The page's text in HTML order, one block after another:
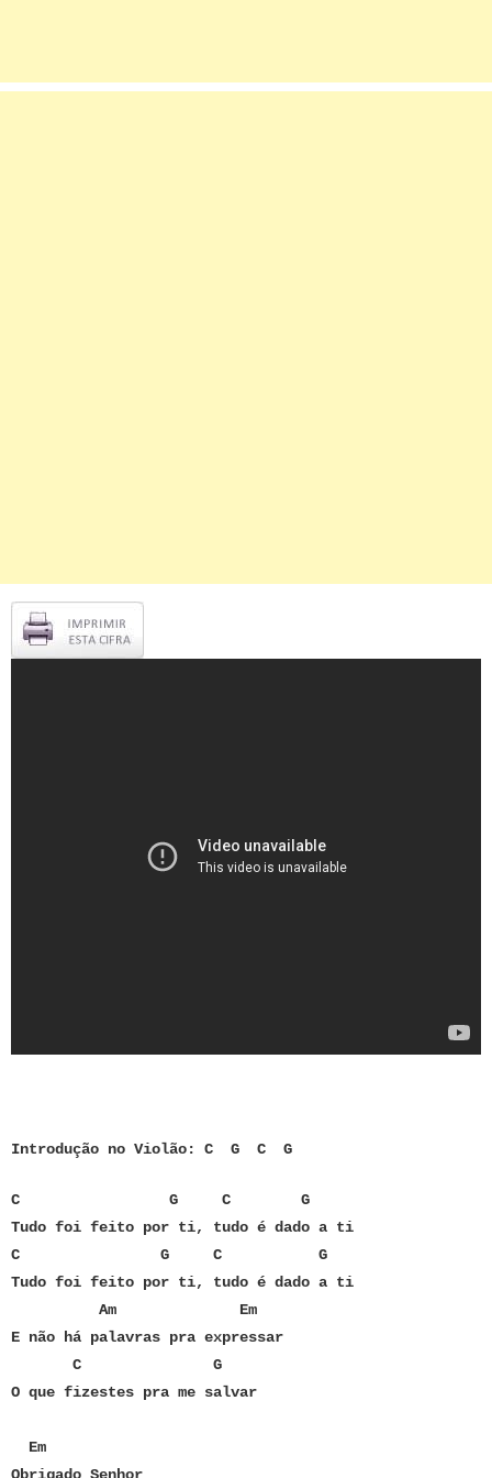
Introdução no Violão: C G C G
C G C G
Tudo foi feito por ti, tudo é dado a ti
C G C G
Tudo foi feito por ti, tudo é dado a ti
Am Em
E não há palavras pra expressar
C G
O que fizestes pra me salvar
Em